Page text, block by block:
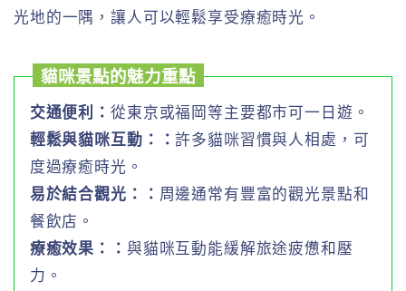
光地的一隅，讓人可以輕鬆享受療癒時光。
貓咪景點的魅力重點
交通便利： 從東京或福岡等主要都市可一日遊。
輕鬆與貓咪互動：：許多貓咪習慣與人相處，可
度過療癒時光。
易於結合觀光：： 周邊通常有豐富的觀光景點和
餐飲店。
療癒效果：： 與貓咪互動能緩解旅途疲憊和壓
力。